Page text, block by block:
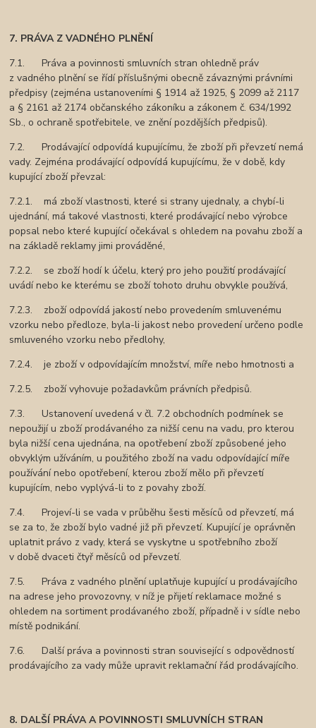
7. PRÁVA Z VADNÉHO PLNĚNÍ
7.1. Práva a povinnosti smluvních stran ohledně práv
z vadného plnění se řídí příslušnými obecně závaznými právními
předpisy (zejména ustanoveními § 1914 až 1925, § 2099 až 2117
a § 2161 až 2174 občanského zákoníku a zákonem č. 634/1992
Sb., o ochraně spotřebitele, ve znění pozdějších předpisů).
7.2. Prodávající odpovídá kupujícímu, že zboží při převzetí nemá
vady. Zejména prodávající odpovídá kupujícímu, že v době, kdy
kupující zboží převzal:
7.2.1. má zboží vlastnosti, které si strany ujednaly, a chybí-li
ujednání, má takové vlastnosti, které prodávající nebo výrobce
popsal nebo které kupující očekával s ohledem na povahu zboží a
na základě reklamy jimi prováděné,
7.2.2. se zboží hodí k účelu, který pro jeho použití prodávající
uvádí nebo ke kterému se zboží tohoto druhu obvykle používá,
7.2.3. zboží odpovídá jakostí nebo provedením smluvenému
vzorku nebo předloze, byla-li jakost nebo provedení určeno podle
smluveného vzorku nebo předlohy,
7.2.4. je zboží v odpovídajícím množství, míře nebo hmotnosti a
7.2.5. zboží vyhovuje požadavkům právních předpisů.
7.3. Ustanovení uvedená v čl. 7.2 obchodních podmínek se
nepoužijí u zboží prodávaného za nižší cenu na vadu, pro kterou
byla nižší cena ujednána, na opotřebení zboží způsobené jeho
obvyklým užíváním, u použitého zboží na vadu odpovídající míře
používání nebo opotřebení, kterou zboží mělo při převzetí
kupujícím, nebo vyplývá-li to z povahy zboží.
7.4. Projeví-li se vada v průběhu šesti měsíců od převzetí, má
se za to, že zboží bylo vadné již při převzetí. Kupující je oprávněn
uplatnit právo z vady, která se vyskytne u spotřebního zboží
v době dvaceti čtyř měsíců od převzetí.
7.5. Práva z vadného plnění uplatňuje kupující u prodávajícího
na adrese jeho provozovny, v níž je přijetí reklamace možné s
ohledem na sortiment prodávaného zboží, případně i v sídle nebo
místě podnikání.
7.6. Další práva a povinnosti stran související s odpovědností
prodávajícího za vady může upravit reklamační řád prodávajícího.
8. DALŠÍ PRÁVA A POVINNOSTI SMLUVNÍCH STRAN